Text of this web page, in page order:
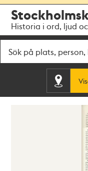
navigationen
huvudinnehållet
Historia i ord, ljud